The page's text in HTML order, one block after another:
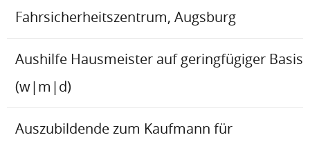
Fahrsicherheitszentrum, Augsburg
Aushilfe Hausmeister auf geringfügiger Basis
(w|m|d)
Auszubildende zum Kaufmann für